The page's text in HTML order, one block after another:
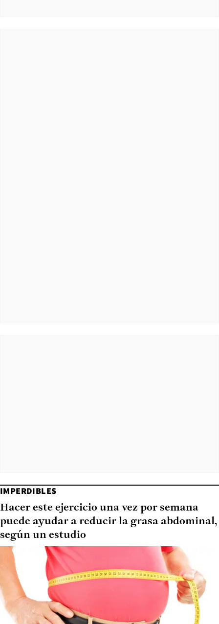
IMPERDIBLES
Hacer este ejercicio una vez por semana
puede ayudar a reducir la grasa abdominal,
según un estudio